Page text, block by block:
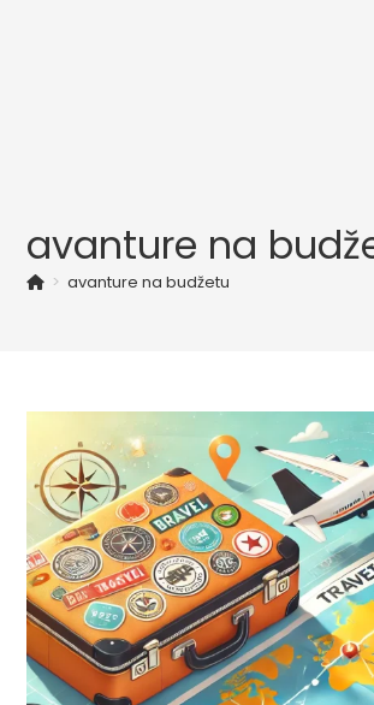
avanture na
> avanture na budžetu